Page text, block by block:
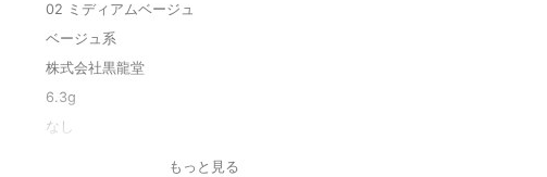
02 ミディアムベージュ
ベージュ系
株式会社黒龍堂
6.3g
なし
もっと見る